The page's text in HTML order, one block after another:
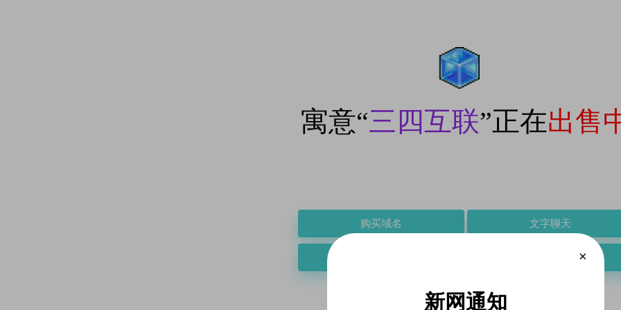
寓意“三四互联”正在出售
购买域名 文字聊天
×
新网通知